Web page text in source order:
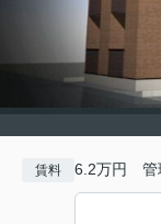
賃料 6.2万円 管